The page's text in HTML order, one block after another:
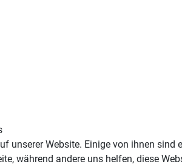
unserer Website. Einige von ihnen sind
während andere uns helfen, diese